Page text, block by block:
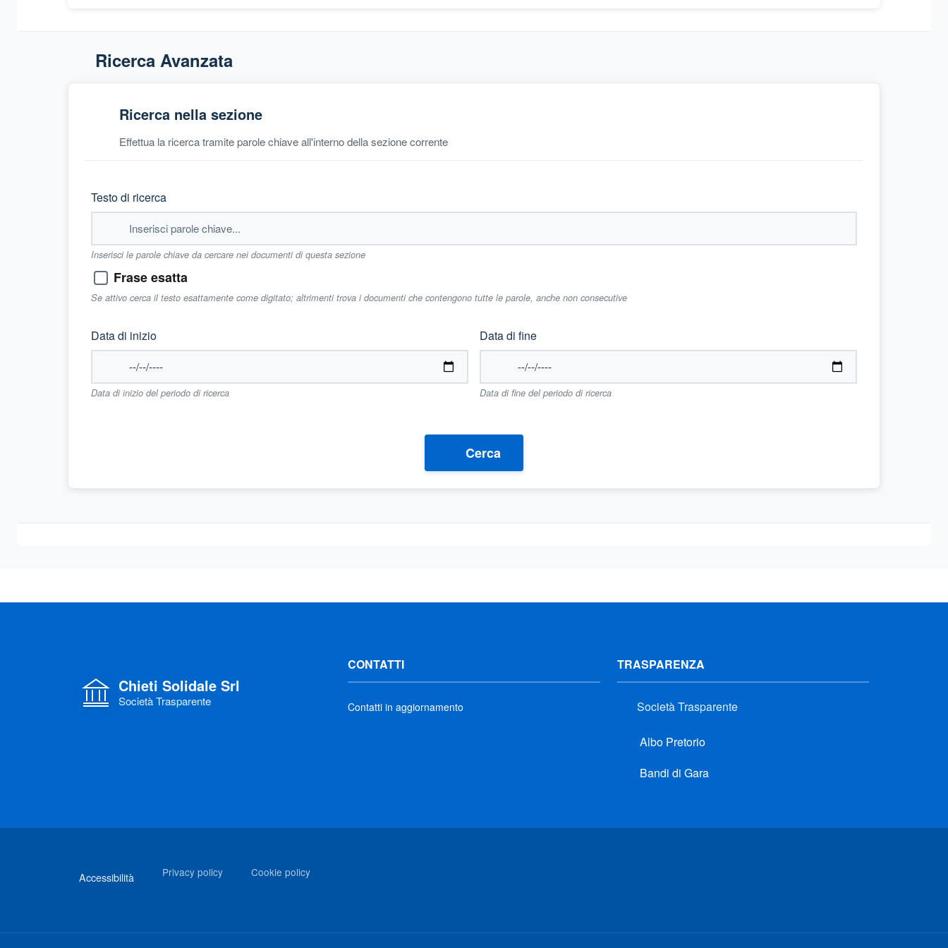
Ricerca Avanzata
Ricerca nella sezione
Effettua la ricerca tramite parole chiave all'interno della sezione corrente
Testo di ricerca
Inserisci le parole chiave da cercare nei documenti di questa sezione
Frase esatta
Se attivo cerca il testo esattamente come digitato; altrimenti trova i documenti che contengono tutte le parole, anche non consecutive
Data di inizio
Data di inizio del periodo di ricerca
Data di fine
Data di fine del periodo di ricerca
Cerca
Chieti Solidale Srl
Società Trasparente
CONTATTI
Contatti in aggiornamento
TRASPARENZA
Società Trasparente
Albo Pretorio
Bandi di Gara
Accessibilità Privacy policy Cookie policy